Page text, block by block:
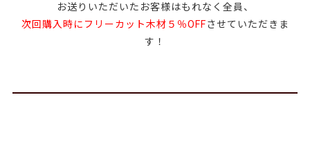
お送りいただいたお客様はもれなく全員、
次回購入時にフリーカット木材５％OFFさせていただきま
す！